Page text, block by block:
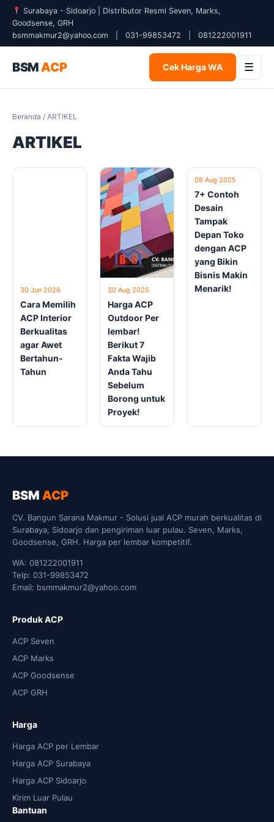
Surabaya - Sidoarjo | Distributor Resmi Seven, Marks,
Goodsense, GRH
bsmmakmur2@yahoo.com
031-99853472 081222001911
BSMACP Cek Harga WA ☰
Beranda / ARTIKEL
ARTIKEL
30 Jun 2026
Cara Memilih
ACP Interior
Berkualitas
agar Awet
Bertahun-
Tahun
30 Aug 2025
Harga ACP
Outdoor Per
lembar!
Berikut 7
Fakta Wajib
Anda Tahu
Sebelum
Borong untuk
Proyek!
08 Aug 2025
7+ Contoh
Desain
Tampak
Depan Toko
dengan ACP
yang Bikin
Bisnis Makin
Menarik!
BSM ACP
CV. Bangun Sarana Makmur - Solusi jual ACP murah berkualitas di
Surabaya, Sidoarjo dan pengiriman luar pulau. Seven, Marks,
Goodsense, GRH. Harga per lembar kompetitif.
WA: 081222001911
Telp: 031-99853472
Email: bsmmakmur2@yahoo.com
Produk ACP
ACP Seven
ACP Marks
ACP Goodsense
ACP GRH
Harga
Harga ACP per Lembar
Harga ACP Surabaya
Harga ACP Sidoarjo
Kirim Luar Pulau
Bantuan